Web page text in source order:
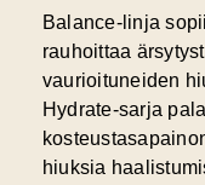
Balance-linja
rauhoittaa
vaurioituneiden
Hydrate-sarja
hiuksia